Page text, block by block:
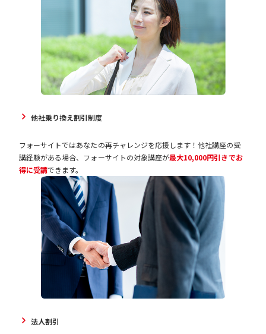
他社乗り換え割引制度
フォーサイトではあなたの再チャレンジを応援します！他社講座の受
講経験がある場合、フォーサイトの対象講座が最大10,000円引きでお
得に受講できます。
法人割引